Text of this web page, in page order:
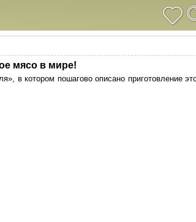
мясо в мире!
в котором пошагово описано приготовление